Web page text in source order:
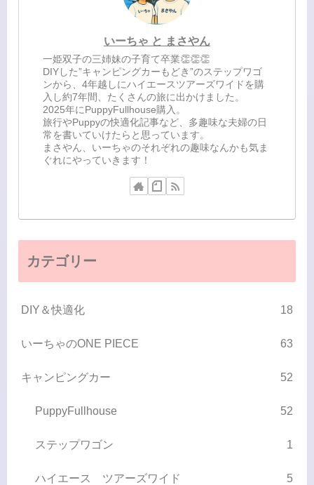
いーちゃ と まさやん
一姫双子の三姉妹の子育て卒業👏👏👏
DIYした”キャンピングカーもどき”のステップワゴ
ンから、4年越しにハイエースツアーズワイドを購
入し約7年間、たくさんの旅に出かけました。
2025年にPuppyFullhouse購入。
旅行やPuppyの快適化記事など、多趣味な夫婦の日
常を書いていけたらと思っています。
まさやん、いーちゃのそれぞれの趣味なんかも気ま
ぐれにやっていきます！
カテゴリー
DIY＆快適化 18
いーちゃのONE PIECE 63
キャンピングカー 52
PuppyFullhouse 52
ステップワゴン 1
ハイエース ツアーズワイド 5